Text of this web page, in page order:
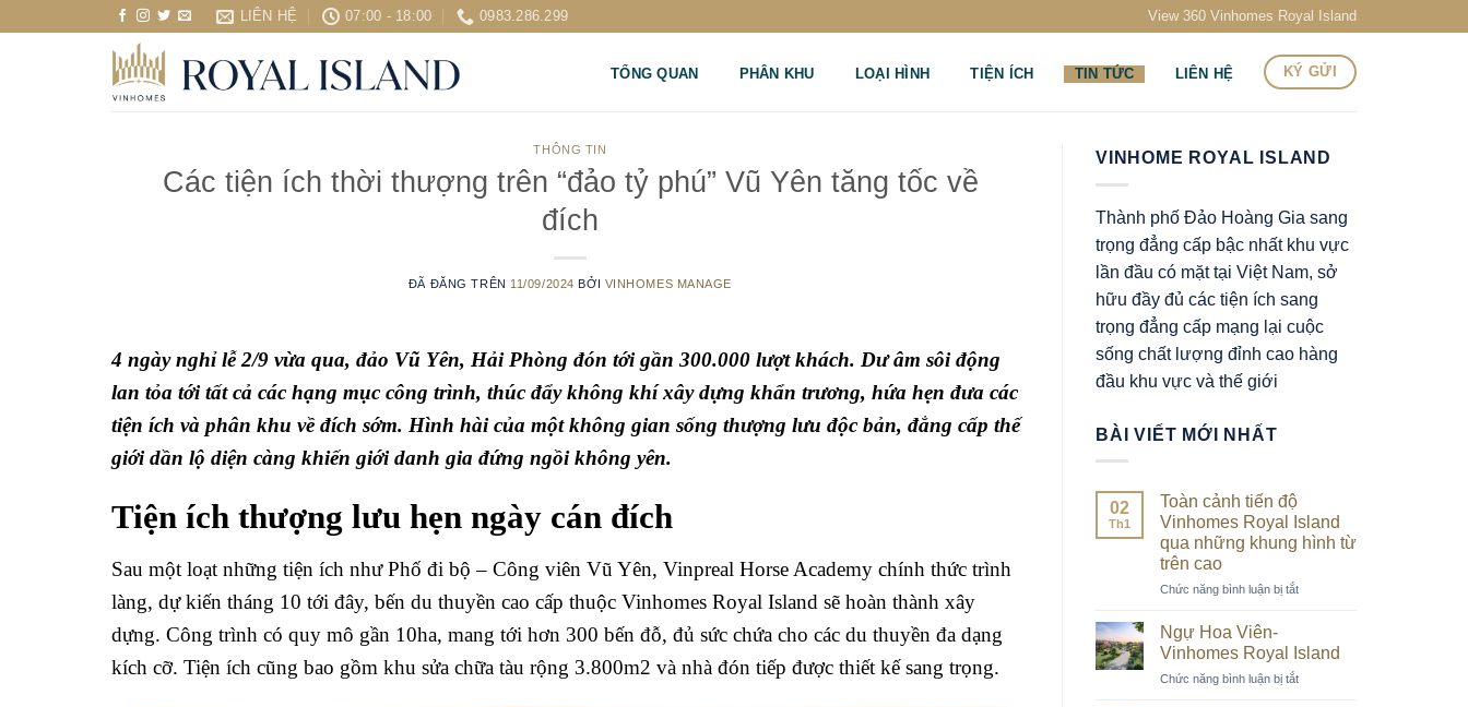
LIÊN HỆ 07:00 - 18:00 0983.286.299 View 360 Vinhomes Royal Island
TỔNG QUAN PHÂN KHU LOẠI HÌNH TIỆN ÍCH TIN TỨC LIÊN HỆ KÝ GỬI
THÔNG TIN
Các tiện ích thời thượng trên “đảo tỷ phú” Vũ Yên tăng tốc về
đích
ĐÃ ĐĂNG TRÊN 11/09/2024 BỞI VINHOMES MANAGE
4 ngày nghỉ lễ 2/9 vừa qua, đảo Vũ Yên, Hải Phòng đón tới gần 300.000 lượt khách. Dư âm sôi động
lan tỏa tới tất cả các hạng mục công trình, thúc đẩy không khí xây dựng khẩn trương, hứa hẹn đưa các
tiện ích và phân khu về đích sớm. Hình hài của một không gian sống thượng lưu độc bản, đẳng cấp thế
giới dần lộ diện càng khiến giới danh gia đứng ngồi không yên.
Tiện ích thượng lưu hẹn ngày cán đích
Sau một loạt những tiện ích như Phố đi bộ – Công viên Vũ Yên, Vinpreal Horse Academy chính thức trình
làng, dự kiến tháng 10 tới đây, bến du thuyền cao cấp thuộc Vinhomes Royal Island sẽ hoàn thành xây
dựng. Công trình có quy mô gần 10ha, mang tới hơn 300 bến đỗ, đủ sức chứa cho các du thuyền đa dạng
kích cỡ. Tiện ích cũng bao gồm khu sửa chữa tàu rộng 3.800m2 và nhà đón tiếp được thiết kế sang trọng.
VINHOME ROYAL ISLAND
Thành phố Đảo Hoàng Gia sang
trọng đẳng cấp bậc nhất khu vực
lần đầu có mặt tại Việt Nam, sở
hữu đầy đủ các tiện ích sang
trọng đẳng cấp mạng lại cuộc
sống chất lượng đỉnh cao hàng
đầu khu vực và thế giới
BÀI VIẾT MỚI NHẤT
02
Th1
Toàn cảnh tiến độ
Vinhomes Royal Island
qua những khung hình từ
trên cao
Chức năng bình luận bị tắtở
tiến
độ
Vinhomes
Ngự Hoa Viên-
Vinhomes Royal Island
Chức năng bình luận bị tắtở